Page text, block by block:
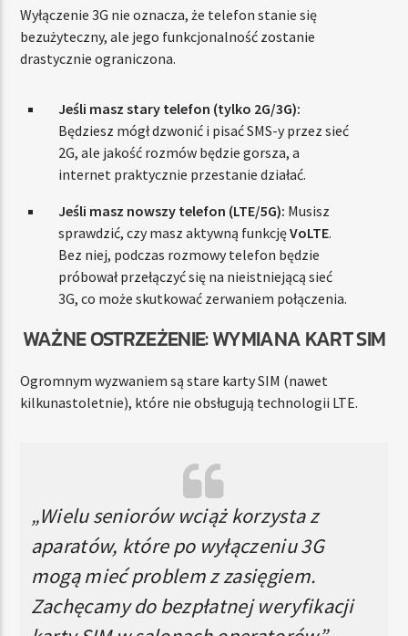
Wyłączenie 3G nie oznacza, że telefon stanie się
bezużyteczny, ale jego funkcjonalność zostanie
drastycznie ograniczona.
Jeśli masz stary telefon (tylko 2G/3G):
Będziesz mógł dzwonić i pisać SMS-y przez sieć
2G, ale jakość rozmów będzie gorsza, a
internet praktycznie przestanie działać.
Jeśli masz nowszy telefon (LTE/5G): Musisz
sprawdzić, czy masz aktywną funkcjęVoLTE.
Bez niej, podczas rozmowy telefon będzie
próbował przełączyć się na nieistniejącą sieć
3G, co może skutkować zerwaniem połączenia.
WAŻNE OSTRZEŻENIE: WYMIANA KART SIM
Ogromnym wyzwaniem są stare karty SIM (nawet
kilkunastoletnie), które nie obsługują technologii LTE.
„Wielu seniorów wciąż korzysta z
aparatów, które po wyłączeniu 3G
mogą mieć problem z zasięgiem.
Zachęcamy do bezpłatnej weryfikacji